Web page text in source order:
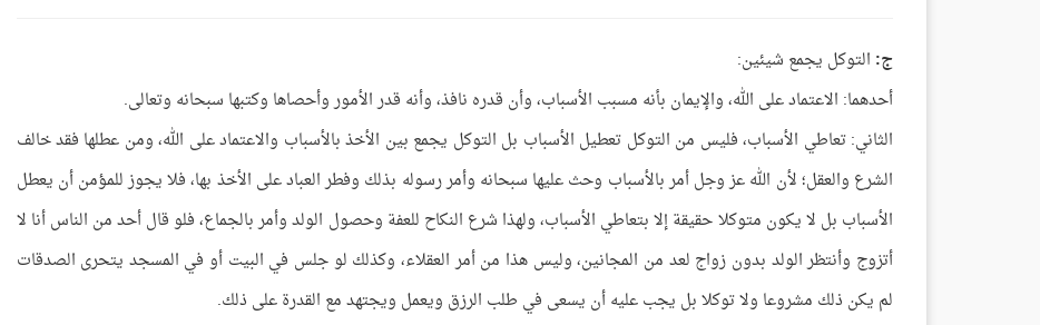
ج: التوكل يجمع شيئين:
أحدهما: الاعتماد على الله، والإيمان بأنه مسبب الأسباب، وأن قدره نافذ، وأنه قدر الأمور وأحصاها وكتبها سبحانه وتعالى.
الثاني: تعاطي الأسباب، فليس من التوكل تعطيل الأسباب بل التوكل يجمع بين الأخذ بالأسباب والاعتماد على الله، ومن عطلها فقد خالف
الشرع والعقل؛ لأن الله عز وجل أمر بالأسباب وحث عليها سبحانه وأمر رسوله بذلك وفطر العباد على الأخذ بها، فلا يجوز للمؤمن أن يعطل
الأسباب بل لا يكون متوكلا حقيقة إلا بتعاطي الأسباب، ولهذا شرع النكاح للعفة وحصول الولد وأمر بالجماع، فلو قال أحد من الناس أنا لا
أتزوج وأنتظر الولد بدون زواج لعد من المجانين، وليس هذا من أمر العقلاء، وكذلك لو جلس في البيت أو في المسجد يتحرى الصدقات
لم يكن ذلك مشروعا ولا توكلا بل يجب عليه أن يسعى في طلب الرزق ويعمل ويجتهد مع القدرة على ذلك.